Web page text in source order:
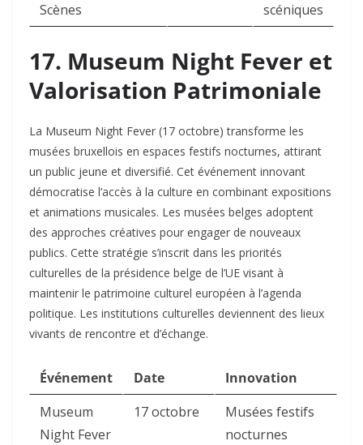
Scènes
scéniques
17. Museum Night Fever et
Valorisation Patrimoniale
La Museum Night Fever (17 octobre) transforme les
musées bruxellois en espaces festifs nocturnes, attirant
un public jeune et diversifié. Cet événement innovant
démocratise l’accès à la culture en combinant expositions
et animations musicales. Les musées belges adoptent
des approches créatives pour engager de nouveaux
publics. Cette stratégie s’inscrit dans les priorités
culturelles de la présidence belge de l’UE visant à
maintenir le patrimoine culturel européen à l’agenda
politique. Les institutions culturelles deviennent des lieux
vivants de rencontre et d’échange.​
Événement Date
Innovation
Museum
Night Fever
17 octobre
Musées festifs
nocturnes